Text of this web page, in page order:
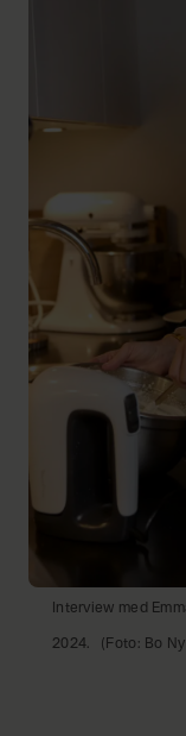
Interview med
2024. (Foto: Bo